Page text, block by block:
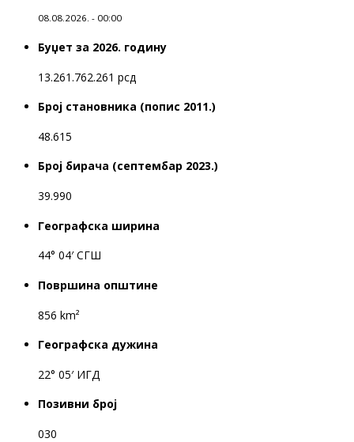
08.08.2026. - 00:00
Буџет за 2026. годину
13.261.762.261 рсд
Број становника (попис 2011.)
48.615
Број бирача (септембар 2023.)
39.990
Географска ширина
44° 04′ СГШ
Површина општине
856 km²
Географска дужина
22° 05′ ИГД
Позивни број
030